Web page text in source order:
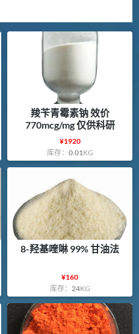
羧苄青霉素钠 效价
770mcg/mg 仅供科研
¥1920
库存： 0.01KG
8-羟基喹啉 99% 甘油法
¥160
库存： 24KG